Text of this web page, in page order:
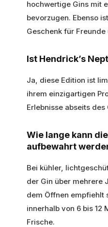
hochwertige Gins mit
bevorzugen. Ebenso
Geschenk für Freunde
Ist Hendrick’s
Ja, diese Edition ist
ihrem einzigartigen
Erlebnisse abseits des
Wie lange kann
aufbewahrt
Bei kühler,
der Gin über mehrere
dem Öffnen empfiehlt
innerhalb von 6 bis 12
Frische.